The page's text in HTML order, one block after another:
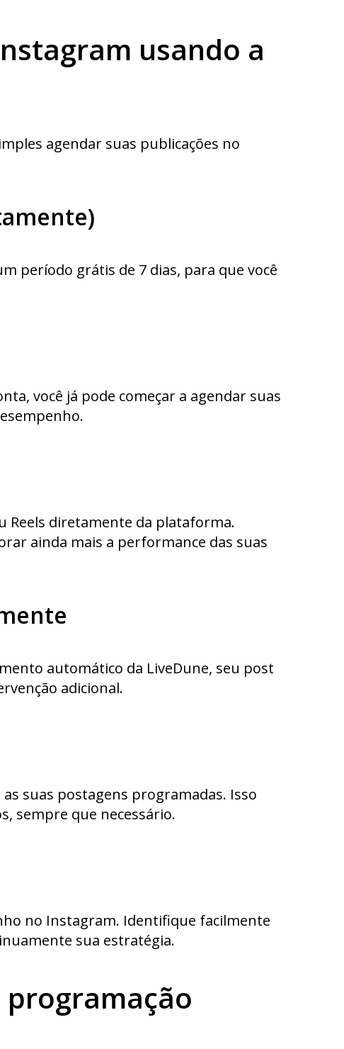
usando a
agendar suas publicações no
período grátis de 7 dias, para que você
você já pode começar a agendar suas
Reels diretamente da plataforma.
ainda mais a performance das suas
automático da LiveDune, seu post
adicional.
suas postagens programadas. Isso
sempre que necessário.
no Instagram. Identifique facilmente
sua estratégia.